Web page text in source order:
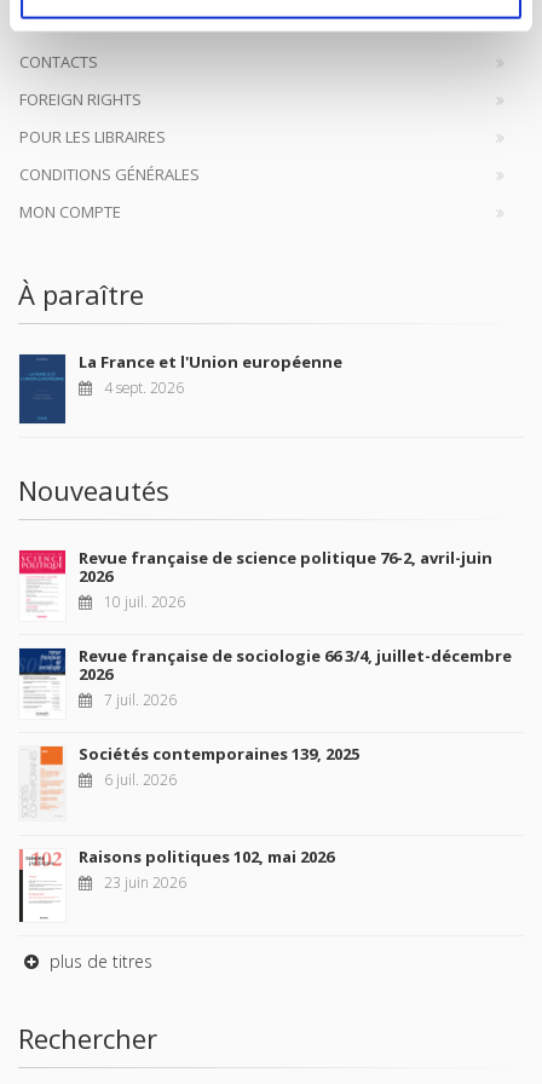
CONTACTS
FOREIGN RIGHTS
POUR LES LIBRAIRES
CONDITIONS GÉNÉRALES
MON COMPTE
À paraître
La France et l'Union européenne
4 sept. 2026
Nouveautés
Revue française de science politique 76-2, avril-juin
2026
10 juil. 2026
Revue française de sociologie 66 3/4, juillet-décembre
2026
7 juil. 2026
Sociétés contemporaines 139, 2025
6 juil. 2026
Raisons politiques 102, mai 2026
23 juin 2026
plus de titres
Rechercher